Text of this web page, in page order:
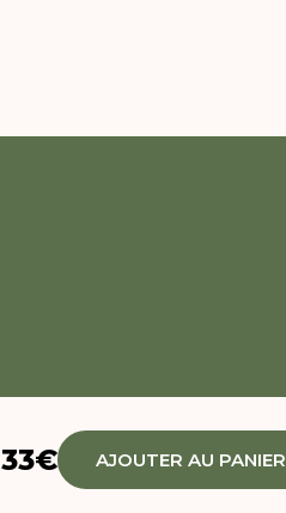
33€ AJOUTER AU PANIER